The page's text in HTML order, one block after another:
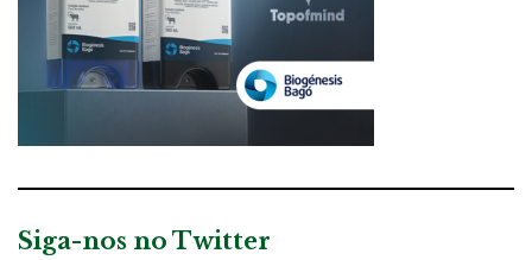
Siga-nos no Twitter